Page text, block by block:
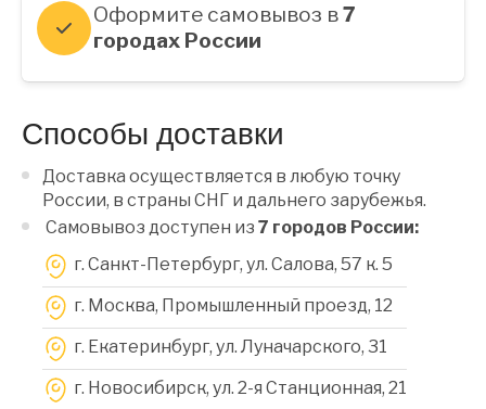
Оформите самовывоз в7
городах России
Способы доставки
Доставка осуществляется в любую точку
России, в страны СНГ и дальнего зарубежья.
Самовывоз доступен из 7 городов России:
г. Санкт-Петербург, ул. Салова, 57 к. 5
г. Москва, Промышленный проезд, 12
г. Екатеринбург, ул. Луначарского, 31
г. Новосибирск, ул. 2-я Станционная, 21